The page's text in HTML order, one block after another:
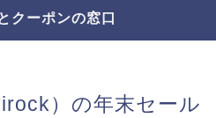
クーポンの窓口
）の年末セール